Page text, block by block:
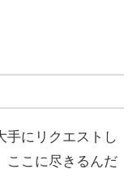
にリクエストし
ここに尽きるんだ